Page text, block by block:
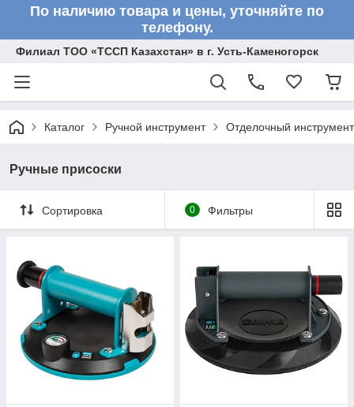
По наличию товара и цены, уточняйте по
телефону.
Филиал ТОО «ТССП Казахстан» в г. Усть-Каменогорск
Каталог Ручной инструмент Отделочный инструмент
Ручные присоски
Сортировка 0 Фильтры